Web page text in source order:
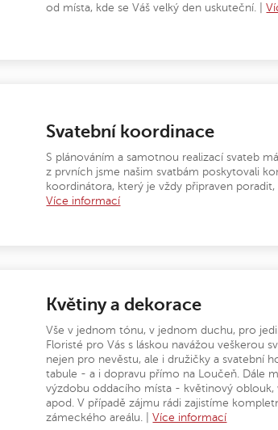
od místa, kde se Váš velký den uskuteční. |
Svatební koordinace
S plánováním a samotnou realizací svateb
z prvních jsme našim svatbám poskytovali
koordinátora, který je vždy připraven poradit,
Více informací
Květiny a dekorace
Vše v jednom tónu, v jednom duchu, pro
Floristé pro Vás s láskou navážou veškerou
nejen pro nevěstu, ale i družičky a svatební
tabule - a i dopravu přímo na Loučeň. Dále
výzdobu oddacího místa - květinový oblouk,
apod. V případě zájmu rádi zajistíme
zámeckého areálu. |Více informací